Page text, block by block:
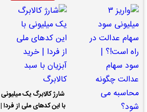
شارژ کالابرگ یک میلیونی
با این کدهای ملی از فردا |